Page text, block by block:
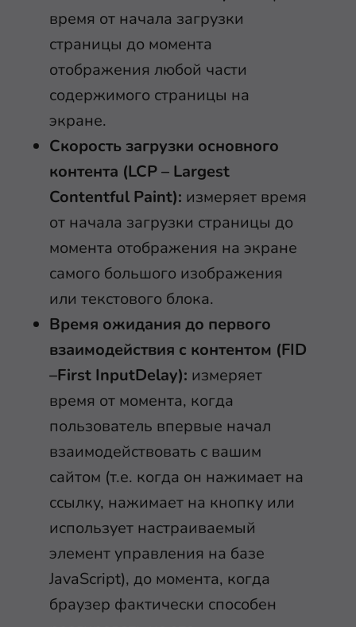
время от начала загрузки
страницы до момента
отображения любой части
содержимого страницы на
экране.
Скорость загрузки основного
контента (LCP – Largest
Contentful Paint): измеряет время
от начала загрузки страницы до
момента отображения на экране
самого большого изображения
или текстового блока.
Время ожидания до первого
взаимодействия с контентом (FID
–First InputDelay): измеряет
время от момента, когда
пользователь впервые начал
взаимодействовать с вашим
сайтом (т.е. когда он нажимает на
ссылку, нажимает на кнопку или
использует настраиваемый
элемент управления на базе
JavaScript), до момента, когда
браузер фактически способен